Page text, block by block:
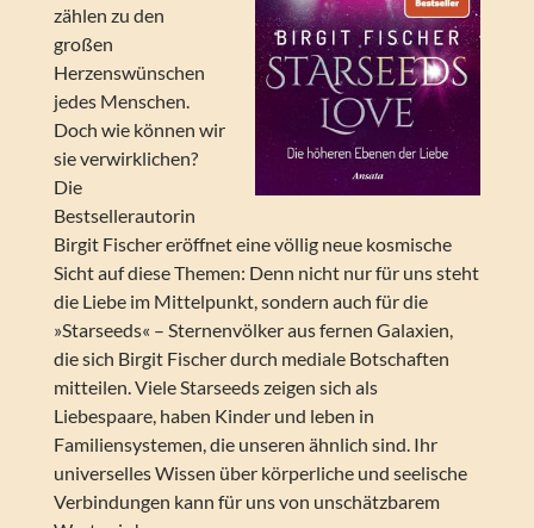
zählen zu den
großen
Herzenswünschen
jedes Menschen.
Doch wie können wir
sie verwirklichen?
Die
Bestsellerautorin
Birgit Fischer eröffnet eine völlig neue kosmische
Sicht auf diese Themen: Denn nicht nur für uns steht
die Liebe im Mittelpunkt, sondern auch für die
»Starseeds« – Sternenvölker aus fernen Galaxien,
die sich Birgit Fischer durch mediale Botschaften
mitteilen. Viele Starseeds zeigen sich als
Liebespaare, haben Kinder und leben in
Familiensystemen, die unseren ähnlich sind. Ihr
universelles Wissen über körperliche und seelische
Verbindungen kann für uns von unschätzbarem